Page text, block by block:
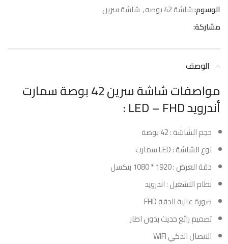
الوسوم:شاشة 42 بوصه , شاشة سرين
مشاركة:
الوصف
مواصفات شاشة سرين 42 بوصة سمارت
أندرويد LED – FHD :
حجم الشاشة : 42 بوصة
نوع الشاشة : LED سمارت
دقة العرض : 1920 * 1080 بيكسل
نظام التشغيل : اندرويد
صورة عالية الدقة FHD
تصميم رائع حديث بدون اطار
الاتصال الذكي WIFI